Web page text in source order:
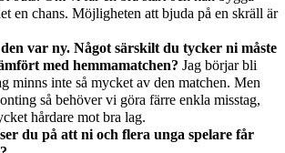
en chans. Möjligheten att bjuda på en skräll är
var ny. Något särskilt du tycker ni måste
med hemmamatchen? Jag börjar bli
minns inte så mycket av den matchen. Men
så behöver vi göra färre enkla misstag,
hårdare mot bra lag.
du på att ni och flera unga spelare får